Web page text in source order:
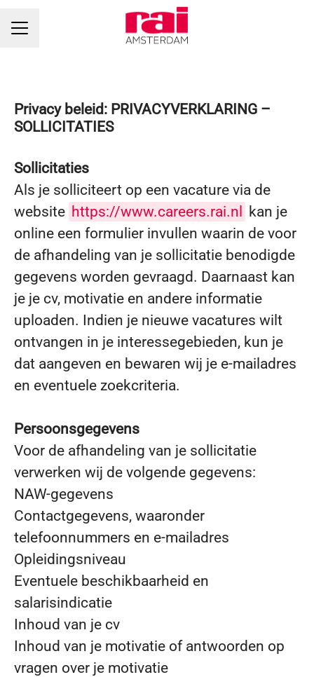
CARRIÈREMENU
Privacy beleid: PRIVACYVERKLARING –
SOLLICITATIES
Sollicitaties
Als je solliciteert op een vacature via de
website https://www.careers.rai.nl
kan je
online een formulier invullen waarin de voor
de afhandeling van je sollicitatie benodigde
gegevens worden gevraagd. Daarnaast kan
je je cv, motivatie en andere informatie
uploaden. Indien je nieuwe vacatures wilt
ontvangen in je interessegebieden, kun je
dat aangeven en bewaren wij je e-mailadres
en eventuele zoekcriteria.
Persoonsgegevens
Voor de afhandeling van je sollicitatie
verwerken wij de volgende gegevens:
NAW-gegevens
Contactgegevens, waaronder
telefoonnummers en e-mailadres
Opleidingsniveau
Eventuele beschikbaarheid en
salarisindicatie
Inhoud van je cv
Inhoud van je motivatie of antwoorden op
vragen over je motivatie